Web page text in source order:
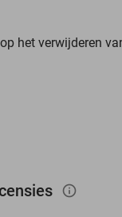
het verwijderen
info_outlined